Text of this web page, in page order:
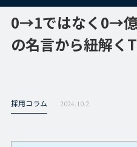
0→1ではなく0→
の名言から紐解く
採用コラム 2024.10.2